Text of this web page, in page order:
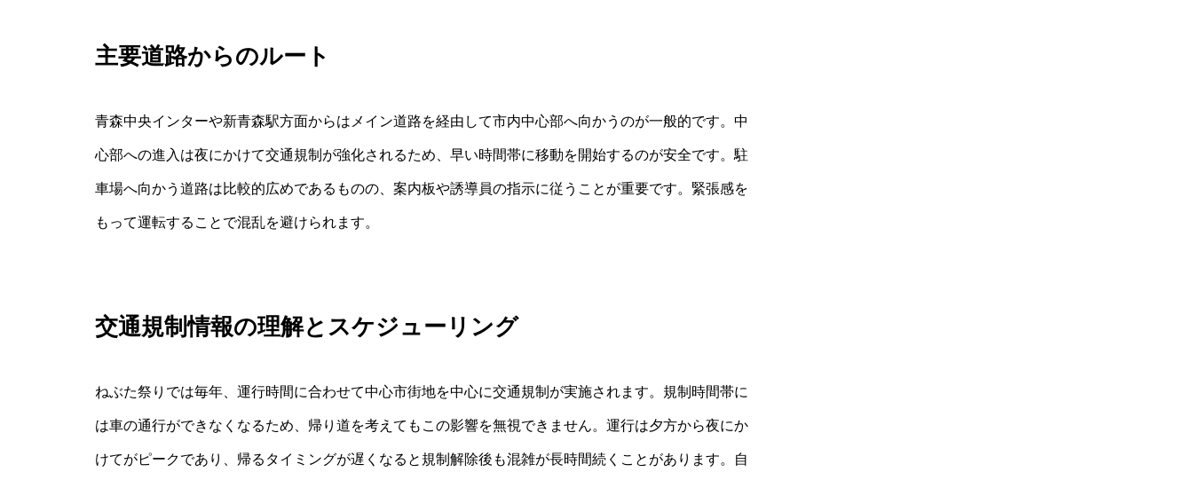
主要道路からのルート
青森中央インターや新青森駅方面からはメイン道路を経由して市内中心部へ向かうのが一般的です。中
心部への進入は夜にかけて交通規制が強化されるため、早い時間帯に移動を開始するのが安全です。駐
車場へ向かう道路は比較的広めであるものの、案内板や誘導員の指示に従うことが重要です。緊張感を
もって運転することで混乱を避けられます。
交通規制情報の理解とスケジューリング
ねぶた祭りでは毎年、運行時間に合わせて中心市街地を中心に交通規制が実施されます。規制時間帯に
は車の通行ができなくなるため、帰り道を考えてもこの影響を無視できません。運行は夕方から夜にか
けてがピークであり、帰るタイミングが遅くなると規制解除後も混雑が長時間続くことがあります。自